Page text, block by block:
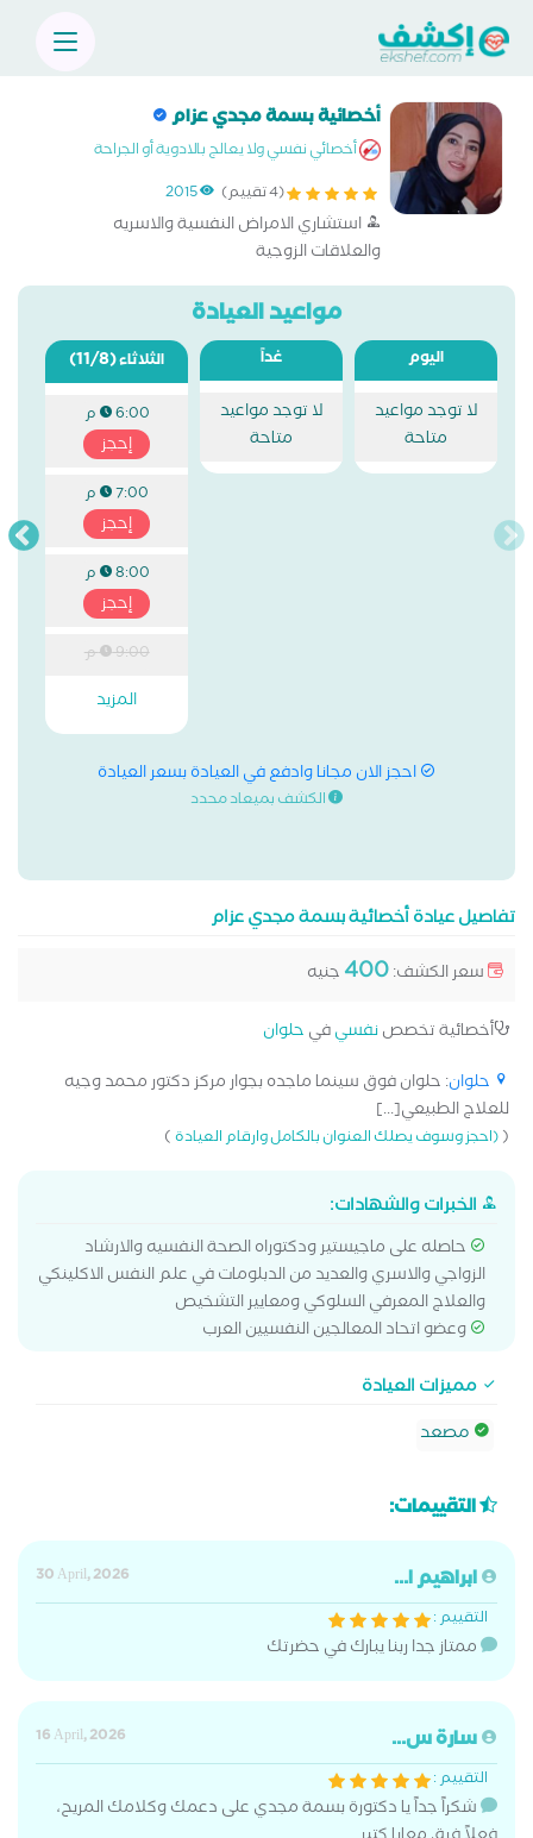
أخصائية بسمة مجدي عزام
أخصائي نفسي ولا يعالج بالادوية أو الجراحة
(4 تقييم)
2015
استشاري الامراض النفسية والاسريه
والعلاقات الزوجية
مواعيد العيادة
اليوم
لا توجد مواعيد
متاحة
غداً
لا توجد مواعيد
متاحة
الثلاثاء(11/8)
6:00 م
إحجز
7:00 م
إحجز
8:00 م
إحجز
9:00 م
المزيد
احجز الان مجانا وادفع في العيادة بسعر العيادة
الكشف بميعاد محدد
تفاصيل عيادة أخصائية بسمة مجدي عزام
سعر الكشف:400 جنيه
أخصائية تخصصنفسيفي حلوان
حلوان: حلوان فوق سينما ماجده بجوار مركز دكتور محمد وجيه
للعلاج الطبيعي[...]
((احجز وسوف يصلك العنوان بالكامل وارقام العيادة)
الخبرات والشهادات:
حاصله على ماجيستير ودكتوراه الصحة النفسيه والارشاد
الزواجي والاسري والعديد من الدبلومات في علم النفس الاكلينكي
والعلاج المعرفي السلوكي ومعايير التشخيص
وعضو اتحاد المعالجين النفسيين العرب
مميزات العيادة
مصعد
التقييمات:
ابراهيم ا...
30 April, 2026
التقييم :
ممتاز جدا ربنا يبارك في حضرتك
سارة س...
16 April, 2026
التقييم :
شكراً جداً يا دكتورة بسمة مجدي على دعمك وكلامك المريح،